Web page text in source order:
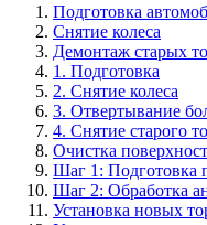
Подготовка
Снятие колеса
Демонтаж старых
1. Подготовка
2. Снятие колеса
3. Отвертывание
4. Снятие старого
Очистка
Шаг 1: Подготовка
Шаг 2: Обработка
Установка новых